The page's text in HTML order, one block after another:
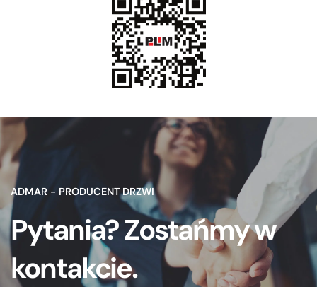
ADMAR - PRODUCENT DRZWI
Pytania? Zostańmy w
kontakcie.